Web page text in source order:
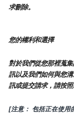
求刪除。
您的權利和選擇
對於我們從您那裡蒐
訊以及我們如何與您
訊或提交請求，請按照
[注意： 包括正在使用